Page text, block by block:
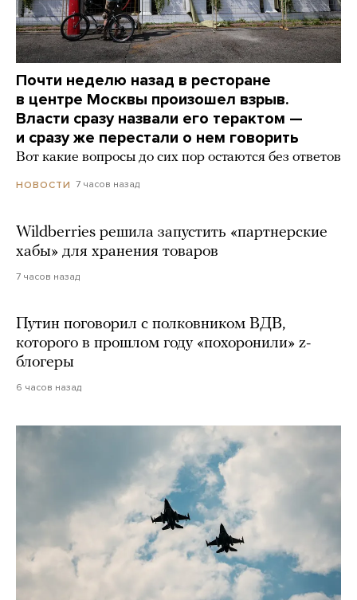
Почти неделю назад в ресторане
в центре Москвы произошел взрыв.
Власти сразу назвали его терактом —
и сразу же перестали о нем говорить
Вот какие вопросы до сих пор остаются без ответов
НОВОСТИ 7 часов назад
Wildberries решила запустить «партнерские
хабы» для хранения товаров
7 часов назад
Путин поговорил с полковником ВДВ,
которого в прошлом году «похоронили» z-
блогеры
6 часов назад